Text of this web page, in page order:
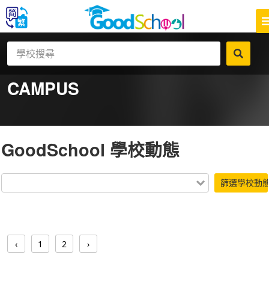
CAMPUS
GoodSchool 學校動態
篩選學校動
‹ 1 2 ›